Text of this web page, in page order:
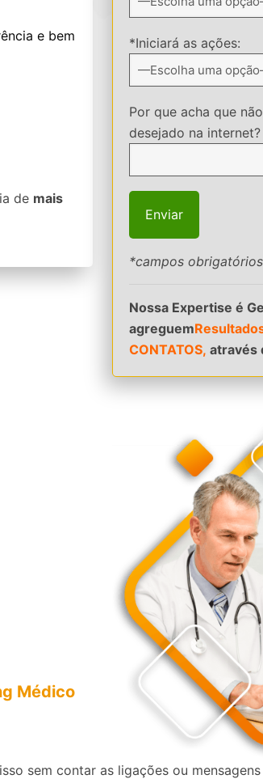
e bem
de mais
*Iniciará as ações:
Por que acha que
desejado na internet?
*campos obrigatórios
Nossa Expertise é
agreguem
CONTATOS, através
Médico
sem contar as ligações ou